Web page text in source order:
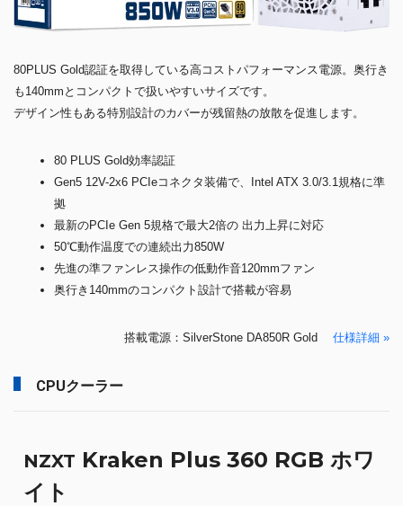
80PLUS Gold認証を取得している高コストパフォーマンス電源。奥行き
も140mmとコンパクトで扱いやすいサイズです。
デザイン性もある特別設計のカバーが残留熱の放散を促進します。
80 PLUS Gold効率認証
Gen5 12V-2x6 PCIeコネクタ装備で、Intel ATX 3.0/3.1規格に準
拠
最新のPCIe Gen 5規格で最大2倍の 出力上昇に対応
50℃動作温度での連続出力850W
先進の準ファンレス操作の低動作音120mmファン
奥行き140mmのコンパクト設計で搭載が容易
搭載電源：SilverStone DA850R Gold 仕様詳細 »
CPUクーラー
NZXT Kraken Plus 360 RGB ホワ
イト